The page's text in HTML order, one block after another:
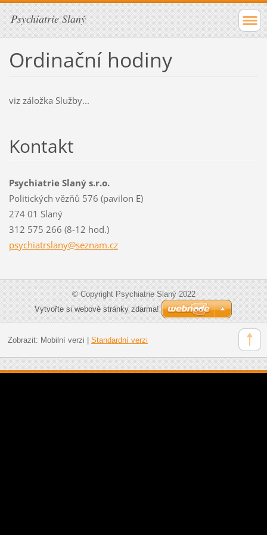
Psychiatrie Slaný
Ordinační hodiny
viz záložka Služby...
Kontakt
Psychiatrie Slaný s.r.o.
Politických vězňů 576 (pavilon E)
274 01 Slaný
312 575 266 (8-12 hod.)
psychiatrslany@seznam.cz
© Copyright Psychiatrie Slaný 2022
Vytvořte si webové stránky zdarma!
Zobrazit: Mobilní verzi Standardní verzi